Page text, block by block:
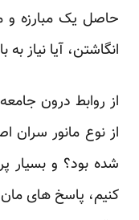
حاصل یک مبارزه
انگاشتن، آیا نیاز به
از روابط درون
از نوع مانور سران
شده بود؟ و بسیار
کنیم، پاسخ های